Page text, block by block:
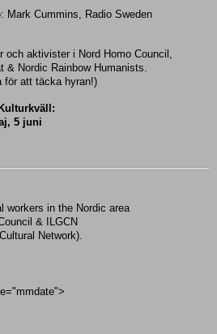
Mark Cummins, Radio Sweden
och aktivister i Nord Homo Council,
& Nordic Rainbow Humanists.
för att täcka hyran!)
5 juni
workers in the Nordic area
& ILGCN
Network).